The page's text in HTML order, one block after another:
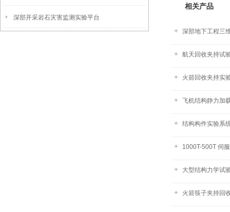
深部开采岩石灾害监测实验平台
相关产品
深部地下工程三
航天回收夹持试
火箭回收夹持实
飞机结构静力加
结构构件实验系
1000T-500T 伺
大型结构力学试
火箭筷子夹持回